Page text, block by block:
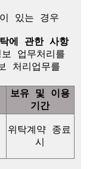
있는 경우
에 관한 사항
업무처리를
처리업무를
보유 및 이용
기간
위탁계약 종료
시